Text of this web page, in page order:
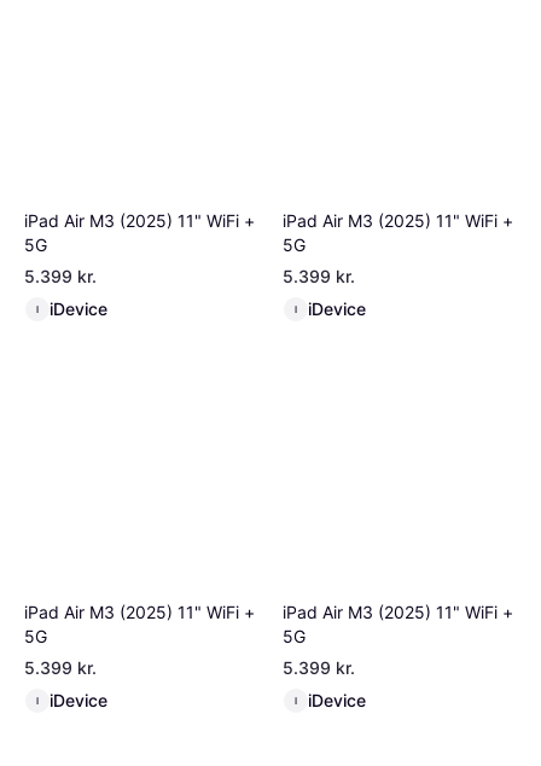
iPad Air M3 (2025) 11" WiFi +
5G
5.399 kr.
I iDevice
iPad Air M3 (2025) 11" WiFi +
5G
5.399 kr.
I iDevice
iPad Air M3 (2025) 11" WiFi +
5G
5.399 kr.
I iDevice
iPad Air M3 (2025) 11" WiFi +
5G
5.399 kr.
I iDevice